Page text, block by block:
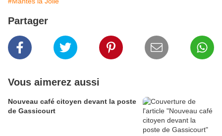
Partager
Vous aimerez aussi
Nouveau café citoyen devant la poste
de Gassicourt